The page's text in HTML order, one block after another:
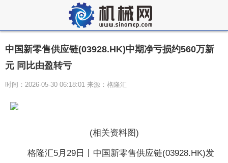
中国新零售供应链(03928.HK)中期净亏损约560万新
元 同比由盈转亏
时间：2026-05-30 06:18:01 来源：格隆汇
(相关资料图)
格隆汇5月29日丨中国新零售供应链(03928.HK)发